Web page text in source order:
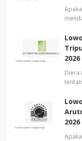
2026
Diera
2026